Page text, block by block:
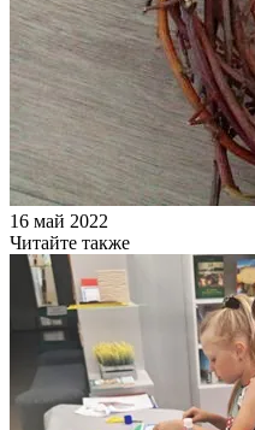
16 май 2022
Читайте также